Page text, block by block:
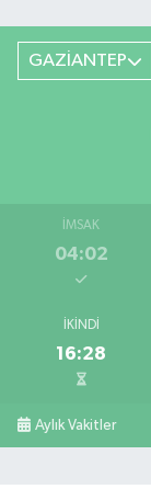
GAZİANTEP
İMSAK
04:02
İKINDI
16:28
Aylık Vakitler